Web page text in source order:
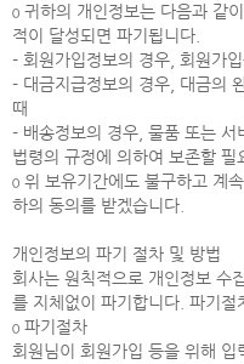
ο 귀하의 개인정보는 다음과 같
적이 달성되면 파기됩니다.
- 회원가입정보의 경우, 회원가
- 대금지급정보의 경우, 대금의
때
- 배송정보의 경우, 물품 또는
법령의 규정에 의하여 보존할
ο 위 보유기간에도 불구하고 계
하의 동의를 받겠습니다.
개인정보의 파기 절차 및 방법
회사는 원칙적으로 개인정보 수
를 지체없이 파기합니다. 파기절
ο 파기절차
회원님이 회원가입 등을 위해